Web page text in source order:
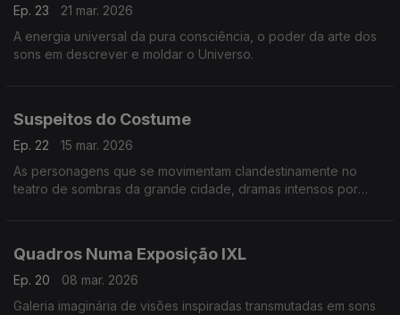
Ep. 23
21 mar. 2026
A energia universal da pura consciência, o poder da arte dos
sons em descrever e moldar o Universo.
Suspeitos do Costume
Ep. 22
15 mar. 2026
As personagens que se movimentam clandestinamente no
teatro de sombras da grande cidade, dramas intensos por
Quadros Numa Exposição IXL
Ep. 20
08 mar. 2026
Galeria imaginária de visões inspiradas transmutadas em sons